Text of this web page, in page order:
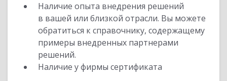
Наличие опыта внедрения решений
в вашей или близкой отрасли. Вы можете
обратиться к справочнику, содержащему
примеры внедренных партнерами
решений.
Наличие у фирмы сертификата